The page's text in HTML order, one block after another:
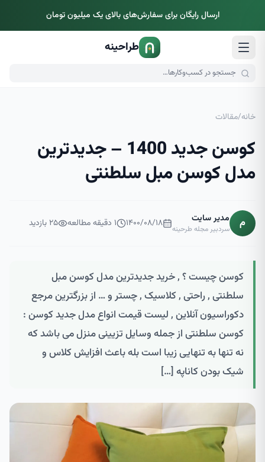
ارسال رایگان برای سفارش‌های بالای یک میلیون تومان
طراحینه
خانه/مقالات
کوسن جدید 1400 – جدیدترین
مدل کوسن مبل سلطنتی
م مدیر سایت
سردبیر مجله طرحینه ۱۴۰۰/۰۸/۱۸ ۱ دقیقه مطالعه ۲۵بازدید
کوسن چیست ؟ , خرید جدیدترین مدل کوسن مبل
سلطنتی , راحتی , کلاسیک , چستر و … از بزرگترین مرجع
دکوراسیون آنلاین , لیست قیمت انواع مدل جدید کوسن :
کوسن سلطنتی از جمله وسایل تزیینی منزل می باشد که
نه تنها به تنهایی زیبا است بله باعث افزایش کلاس و
شیک بودن کاناپه […]